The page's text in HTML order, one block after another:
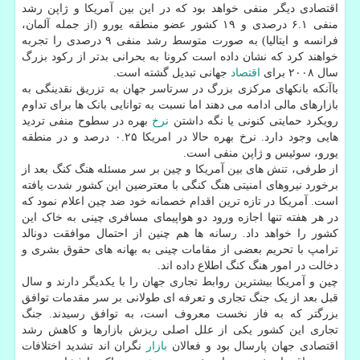
اقتصادی دیگر منفی خواهد بود که در این بین آمریکا و ژاپن رشد
منفی ۶.۱ درصدی و ۱۹ کشور عضو منطقه یورو (از جمله آلمان،
فرانسه و ایتالیا) به صورت متوسط رشد منفی ۹ درصدی را تجربه
خواهند کرد که نشان داده است کرونا به بحرانی بدتر از رکود بزرگ
سال ۲۰۰۸ برای
اقتصاد جهانی تبدیل گشته است.
باآنکه بانکهای مرکزی بزرگ در سرتاسر جهان به تزریق نقدینگی به
بازارهای مالی ادامه می دهند اما نسبت به توانایی بانک ها برای تداوم
رویکرد حمایتی کنونی یا نگه داشتن نرخ بهره در سطوح منفی تردید
هایی وجود دارد. نرخ بهره حالا در امریکا ۰.۲۵ درصد و در منطقه
یورو، سوئیس و ژاپن منفی است.
از طرفی، تنش های بین آمریکا و چین بر سر مسئله هنگ کنگ بعد از
برخورد نیروهای امنیتی هنگ کنگی با معترضین این کشور شدت یافته
است. آمریکا در تازه ترین اقدام خصمانه خود ضد چین اعلام نمود که
در هر هفته تنها اجازه ورود دو هواپیمای مسافری چینی به خاک این
کشور را خواهد داد. رسانه ها هم چنین از احتمال موافقت دونالد
ترامپ با تحریم بعضی از مقامات چینی به بهانه های حقوق بشری و
دخالت در امور هنگ کنگ اطلاع داده اند.
چین و آمریکا بیشترین روابط تجاری جهان را با یکدیگر دارند و سال
قبل بعد از یک جنگ تجاری و تعرفه ای طولانی بر سر مقدمات توافق
بزرگتر که به فاز نخست معروف است، به توافق رسیدند. جنگ
تجاری این کشور یکی از علل اصلی ریزش بازارها و کاهش رشد
اقتصادی جهان پارسال بود و فعالان بازار
نگران اند تشدید اختلافات